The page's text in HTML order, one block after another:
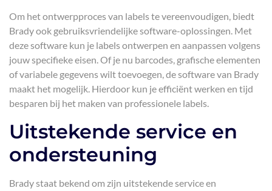
Om het ontwerpproces van labels te vereenvoudigen, biedt
Brady ook gebruiksvriendelijke software-oplossingen. Met
deze software kun je labels ontwerpen en aanpassen volgens
jouw specifieke eisen. Of je nu barcodes, grafische elementen
of variabele gegevens wilt toevoegen, de software van Brady
maakt het mogelijk. Hierdoor kun je efficiënt werken en tijd
besparen bij het maken van professionele labels.
Uitstekende service en
ondersteuning
Brady staat bekend om zijn uitstekende service en